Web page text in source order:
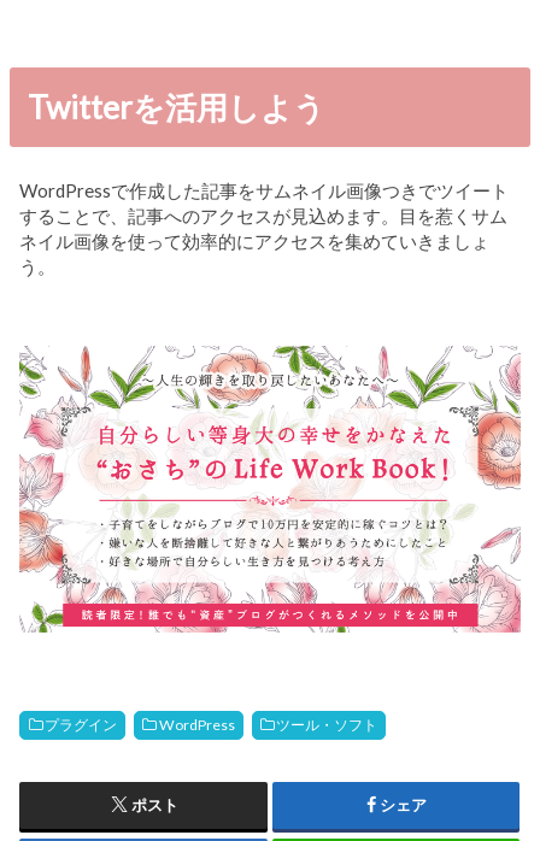
Twitterを活用しよう
WordPressで作成した記事をサムネイル画像つきでツイート
することで、記事へのアクセスが見込めます。目を惹くサム
ネイル画像を使って効率的にアクセスを集めていきましょ
う。
プラグイン WordPress ツール・ソフト
ポスト シェア